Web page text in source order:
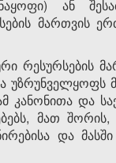
ან
რესურსების
უზრუნველყოფს
კანონითა და
მათ
და